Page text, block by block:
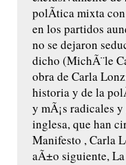
polÃ­tica mixta con
en los partidos
no se dejaron
dicho (MichÃ¨le
obra de Carla
historia y de la
y mÃ¡s radicales
inglesa, que han
Manifesto , Carla
aÃ±o siguiente,